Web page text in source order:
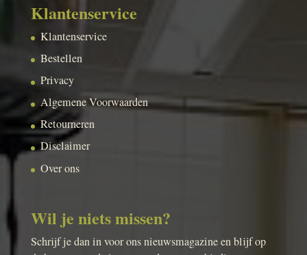
Klantenservice
Klantenservice
Bestellen
Privacy
Algemene Voorwaarden
Retourneren
Disclaimer
Over ons
Wil je niets missen?
Schrijf je dan in voor ons nieuwsmagazine en blijf op